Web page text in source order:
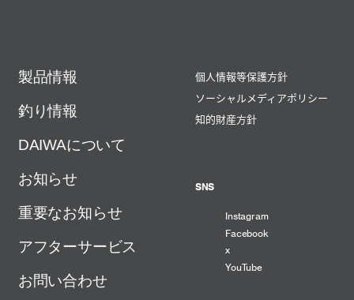
製品情報
釣り情報
DAIWAについて
お知らせ
重要なお知らせ
アフターサービス
お問い合わせ
個人情報等保護方針
ソーシャルメディアポリシー
知的財産方針
SNS
Instagram
Facebook
x
YouTube